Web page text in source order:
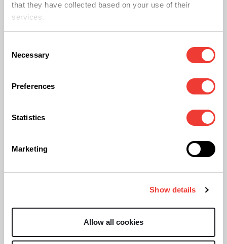
that they have collected based on your use of their
services.
Selection
Necessary
Preferences
Statistics
Marketing
Show details
Allow all cookies
Veilig kweken van medicinale cannabis bij een van de leden van
Toelichting
Indiener is van mening dat het bepaalde patiënten
wettelijk moet worden toegestaan om onder
strikte voorwaarden zélf medicinale cannabis te
kweken. Steeds meer landen (onder meer
Australië en Duitsland) en Nederlandse
gemeenten (onder andere Tilburg) staan dit toe,
maar medicinale thuiskweek van cannabis leidt